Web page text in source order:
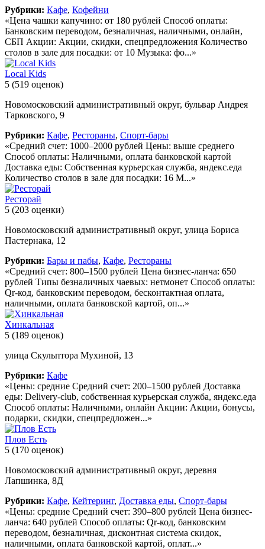
Рубрики: Кафе, Кофейни
«Цена чашки капучино: от 180 рублей Способ оплаты:
Банковским переводом, безналичная, наличными, онлайн,
СБП Акции: Акции, скидки, спецпредложения Количество
столов в зале для посадки: от 10 Музыка: фо...»
Local Kids
5 (519 оценок)
Новомосковский административный округ, бульвар Андрея
Тарковского, 9
Рубрики: Кафе, Рестораны, Спорт-бары
«Средний счет: 1000–2000 рублей Цены: выше среднего
Способ оплаты: Наличными, оплата банковской картой
Доставка еды: Собственная курьерская служба, яндекс.еда
Количество столов в зале для посадки: 16 М...»
Ресторай
5 (203 оценки)
Новомосковский административный округ, улица Бориса
Пастернака, 12
Рубрики: Бары и пабы, Кафе, Рестораны
«Средний счет: 800–1500 рублей Цена бизнес-ланча: 650
рублей Типы безналичных чаевых: нетмонет Способ оплаты:
Qr-код, банковским переводом, бесконтактная оплата,
наличными, оплата банковской картой, оп...»
Хинкальная
5 (189 оценок)
улица Скульптора Мухиной, 13
Рубрики: Кафе
«Цены: средние Средний счет: 200–1500 рублей Доставка
еды: Delivery-club, собственная курьерская служба, яндекс.еда
Способ оплаты: Наличными, онлайн Акции: Акции, бонусы,
подарки, скидки, спецпредложен...»
Плов Есть
5 (170 оценок)
Новомосковский административный округ, деревня
Лапшинка, 8Д
Рубрики: Кафе, Кейтеринг, Доставка еды, Спорт-бары
«Цены: средние Средний счет: 390–800 рублей Цена бизнес-
ланча: 640 рублей Способ оплаты: Qr-код, банковским
переводом, безналичная, дисконтная система скидок,
наличными, оплата банковской картой, оплат...»